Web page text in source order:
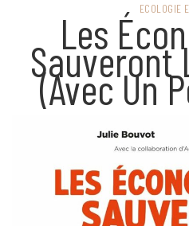
ECOLOGIE
Les
Sauveront
(avec Un